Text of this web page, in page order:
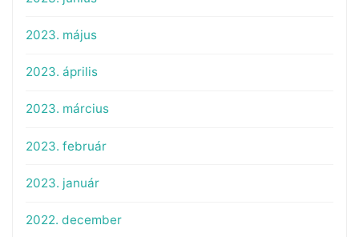
2023. május
2023. április
2023. március
2023. február
2023. január
2022. december